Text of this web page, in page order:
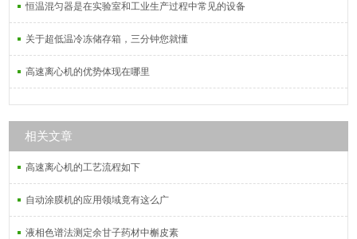
恒温混匀器是在实验室和工业生产过程中常见的设备
关于超低温冷冻储存箱，三分钟您就懂
高速离心机的优势体现在哪里
相关文章
高速离心机的工艺流程如下
自动涂膜机的应用领域竟有这么广
液相色谱法测定余甘子药材中槲皮素